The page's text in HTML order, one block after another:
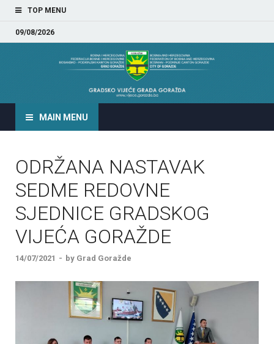
TOP MENU
09/08/2026
GRADSKO VIJEĆE GRADA
MAIN MENU
ODRŽANA NASTAVAK
SEDME REDOVNE
SJEDNICE GRADSKOG
VIJEĆA GORAŽDE
14/07/2021 - by Grad Goražde